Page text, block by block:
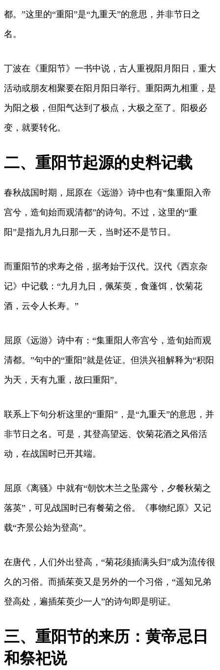
都。”这里的“重阳”是“九重天”的意思，并非节日之
名。
丁波在《重阳节》一书中说，古人重视阳月阳日，重大
活动或朋友相聚要在阳月阳日举行。重阳两九相重，是
为阳之极，但阳气达到了极点，大极之至了。阳极必
变，就要转化。
二、重阳节起源的史料记载
春秋战国时期，屈原在《远游》诗中也有“集重阳入帝
宫兮，造旬始而观清都”的诗句。不过，这里的“重
阳”是指九月九日那一天，当时还不是节日。
而重阳节的求寿之俗，据考始于汉代。汉代《西京杂
记》中记载：“九月九日，佩茱萸，食蓬饵，饮菊花
酒，云令人长寿。”
屈原《远游》诗中有：“集重阳人帝宫兮，造旬始而观
清都。”句中的“重阳”就是佐证。但洪兴祖解释为“积阳
为天，天有九重，故曰重阳”。
联系上下句分析这里的“重阳”，是“九重天”的意思，并
非节日之名。可是，其登高望远、饮菊花酒之风俗活
动，在战国时已开其端。
屈原《离骚》中就有“朝饮木兰之坠露兮，夕餐秋菊之
落英”，可见战国时已有餐菊之俗。《事物纪原》又记
载“齐景公始为登高”。
在唐代，人们外出登高，“菊花须插满头归”成为流传很
久的习俗。而插茱萸又是另外的一个习俗，“遥知兄弟
登高处，遍插茱萸少一人”的诗句即是明证。
三、重阳节的来历：黄帝忌日
和祭祀说